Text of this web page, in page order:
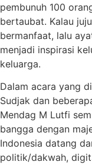
pembunuh 100
bertaubat. Kalau
bermanfaat, lalu
menjadi inspirasi
keluarga.
Dalam acara yang
Sudjak dan
Mendag M Lutfi
bangga dengan
Indonesia datang
politik/dakwah,